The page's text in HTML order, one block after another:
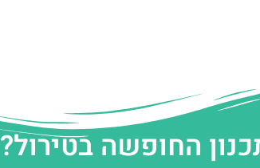
החופשה בטירול?